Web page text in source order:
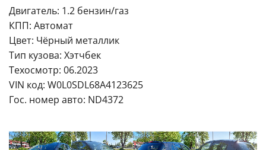
Двигатель: 1.2 бензин/газ
КПП: Автомат
Цвет: Чёрный металлик
Тип кузова: Хэтчбек
Техосмотр: 06.2023
VIN код: W0L0SDL68A4123625
Гос. номер авто: ND4372